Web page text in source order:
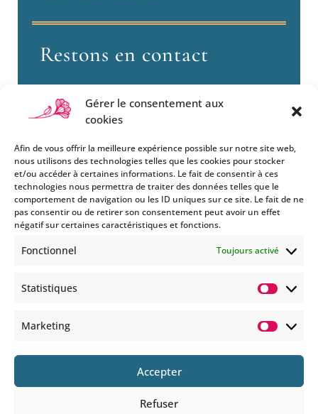
Gérer le consentement aux
cookies
Afin de vous offrir la meilleure expérience possible sur notre site web,
nous utilisons des technologies telles que les cookies pour stocker
et/ou accéder à certaines informations. Le fait de consentir à ces
technologies nous permettra de traiter des données telles que le
comportement de navigation ou les ID uniques sur ce site. Le fait de ne
pas consentir ou de retirer son consentement peut avoir un effet
négatif sur certaines caractéristiques et fonctions.
Fonctionnel Toujours activé
Statistiques
Marketing
Accepter
Refuser
Restons en contact
Si vous souhaitez être informés
des nouveautés et évènements
que nous organisons
abonnez-vous à notre
de nos MMS.
En savoir plus